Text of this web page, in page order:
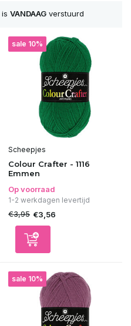
vanaf 75€
sale 10%
Scheepjes
Colour Crafter - 1116
Emmen
Op voorraad
1-2 werkdagen levertijd
€3,95 €3,56
sale 10%